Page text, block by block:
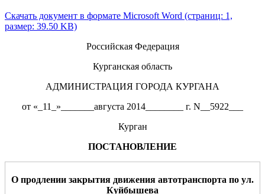
Скачать документ в формате Microsoft Word (страниц: 1,
размер: 39.50 KB)
Российская Федерация
Курганская область
АДМИНИСТРАЦИЯ ГОРОДА КУРГАНА
от «_11_»_______августа 2014________ г. N__5922___
Курган
ПОСТАНОВЛЕНИЕ
О продлении закрытия движения автотранспорта по ул.
Куйбышева